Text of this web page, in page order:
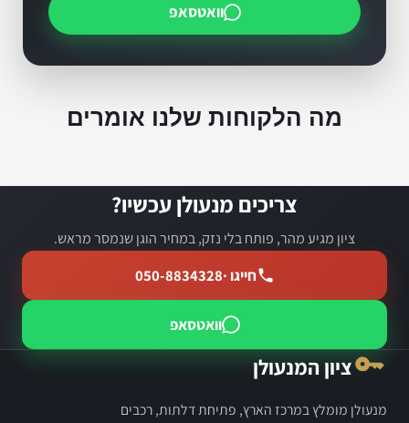
וואטסאפ
מה הלקוחות שלנו אומרים
צריכים מנעולן עכשיו?
ציון מגיע מהר, פותח בלי נזק, במחיר הוגן שנמסר מראש.
חייגו ·050-8834328
וואטסאפ
ציון המנעולן
מנעולן מומלץ במרכז הארץ, פתיחת דלתות, רכבים